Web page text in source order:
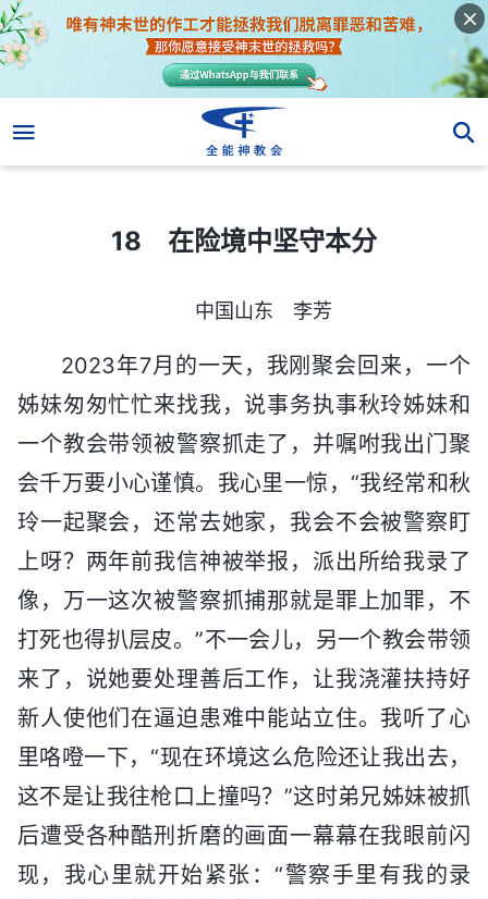
18 在险境中坚守本分
中国山东 李芳
2023年7月的一天，我刚聚会回来，一个
姊妹匆匆忙忙来找我，说事务执事秋玲姊妹和
一个教会带领被警察抓走了，并嘱咐我出门聚
会千万要小心谨慎。我心里一惊，“我经常和秋
玲一起聚会，还常去她家，我会不会被警察盯
上呀？两年前我信神被举报，派出所给我录了
像，万一这次被警察抓捕那就是罪上加罪，不
打死也得扒层皮。”不一会儿，另一个教会带领
来了，说她要处理善后工作，让我浇灌扶持好
新人使他们在逼迫患难中能站立住。我听了心
里咯噔一下，“现在环境这么危险还让我出去，
这不是让我往枪口上撞吗？”这时弟兄姊妹被抓
后遭受各种酷刑折磨的画面一幕幕在我眼前闪
现，我心里就开始紧张：“警察手里有我的录